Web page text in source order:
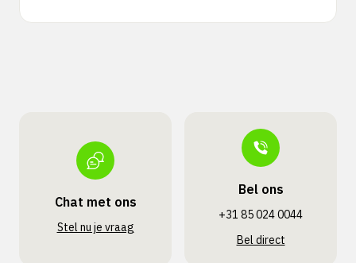
Chat met ons
Stel nu je vraag
Bel ons
+31 85 024 0044
Bel direct